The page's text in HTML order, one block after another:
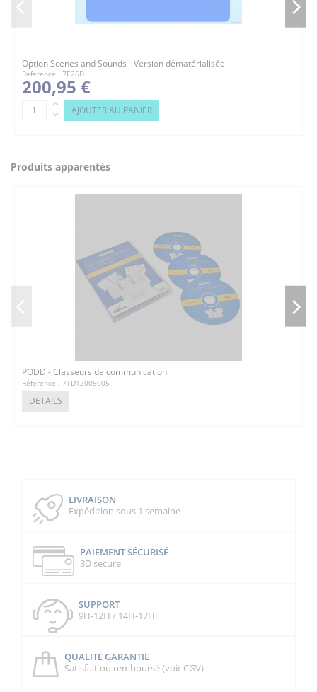
Option Scenes and Sounds - Version dématérialisée
Réference : 7E26D
200,95 €
AJOUTER AU PANIER
Produits apparentés
PODD - Classeurs de communication
Réference : 7TD12005005
DÉTAILS
LIVRAISON
Expédition sous 1 semaine
PAIEMENT SÉCURISÉ
3D secure
SUPPORT
9H-12H / 14H-17H
QUALITÉ GARANTIE
Satisfait ou remboursé (voir CGV)